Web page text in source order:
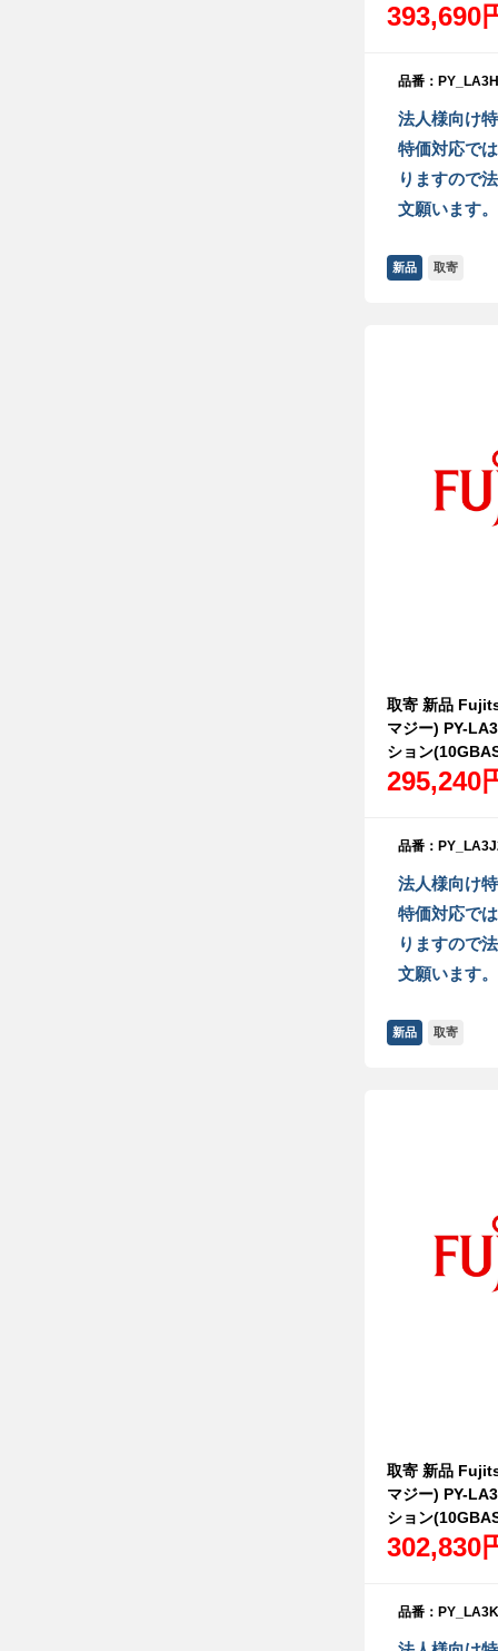
393,690
品番：
法人様向け
特価対応で
りますので
文願います。
新品 取寄
取寄 新品
マジー) PY-
ション
295,240
品番：
法人様向け
特価対応で
りますので
文願います。
新品 取寄
取寄 新品
マジー) PY-
ション
302,830
品番：